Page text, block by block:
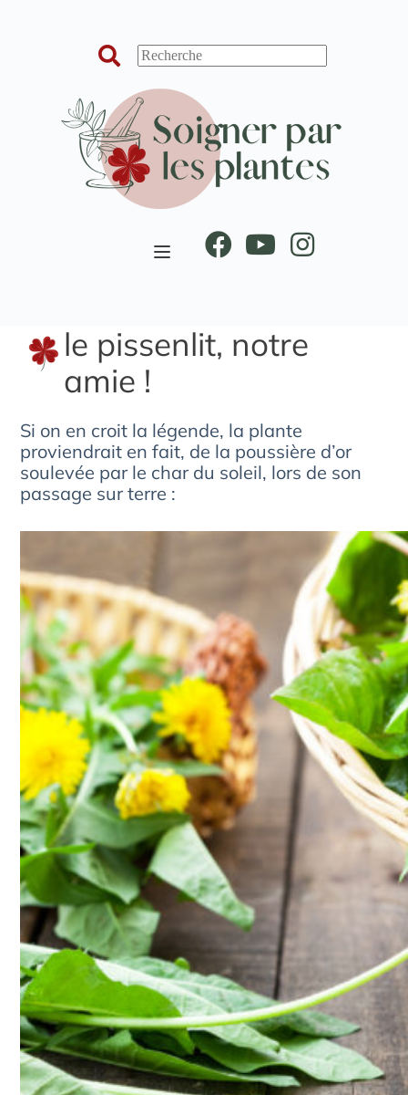
le pissenlit, notre
amie !
Si on en croit la légende, la plante
proviendrait en fait, de la poussière d’or
soulevée par le char du soleil, lors de son
passage sur terre :